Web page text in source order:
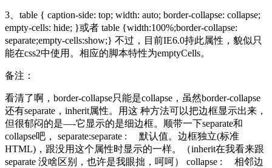
3、table { caption-side: top; width: auto; border-collapse: collapse;
empty-cells: hide; }或者 table {width:100%;border-collapse:
separate;empty-cells:show;} 不过，目前IE6.0持此属性，貌似只
能在css2中使用。相应的脚本特性为emptyCells。
备注：
看清了啊，border-collapse只能是collapse，虽然border-collapse
还有separate，inherit属性。用这 种方法可以把边框显示出来，
但很郁闷的是—-它显示的是细边框。顺带一下separate和
collapse吧， separate:separate : 默认值。边框独立(标准
HTML)，跟没用这个属性时显示的一样。（inherit在我看来跟
separate 没啥区别，也许是我眼拙，呵呵） collapse : 相邻边